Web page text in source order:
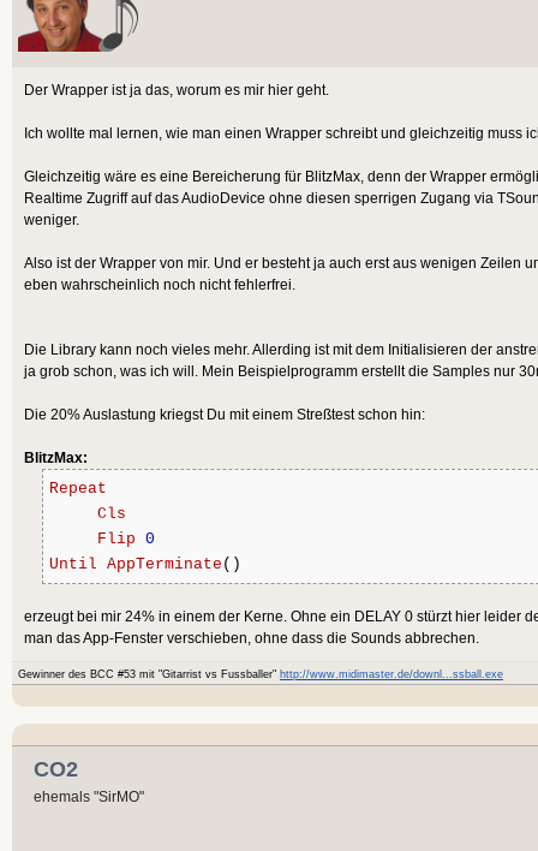
Ptr) =
End Extern
Der Wrapper ist ja das, worum es mir hier geht.
Ich wollte mal lernen, wie man einen Wrapper schreibt und gleichzeitig muss
Gleichzeitig wäre es eine Bereicherung für BlitzMax, denn der Wrapper
Realtime Zugriff auf das AudioDevice ohne diesen sperrigen Zugang via
weniger.
Also ist der Wrapper von mir. Und er besteht ja auch erst aus wenigen Zeilen
eben wahrscheinlich noch nicht fehlerfrei.
Die Library kann noch vieles mehr. Allerding ist mit dem Initialisieren der
ja grob schon, was ich will. Mein Beispielprogramm erstellt die Samples nur
Die 20% Auslastung kriegst Du mit einem Streßtest schon hin:
BlitzMax:
Repeat
Cls
Flip 0
Until AppTerminate ()
erzeugt bei mir 24% in einem der Kerne. Ohne ein DELAY 0 stürzt hier leider
man das App-Fenster verschieben, ohne dass die Sounds abbrechen.
Gewinner des BCC #53 mit "Gitarrist vs Fussballer" http://www.midimaster.de/downl...ssball.exe
CO2
ehemals "SirMO"